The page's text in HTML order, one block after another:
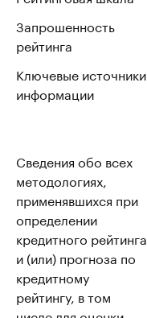
Запрошенность
рейтинга
Ключевые источники
информации
Сведения обо всех
методологиях,
применявшихся при
определении
кредитного рейтинга
и (или) прогноза по
кредитному
рейтингу, в том